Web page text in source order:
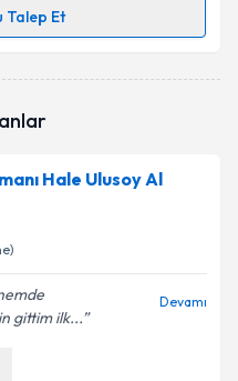
Talep Et
randevu almanız
ilişkinAydınlatma
verilerimin belirtilen
ediyorum.
Hale Ulusoy Al
gittim ilk...
Devamı